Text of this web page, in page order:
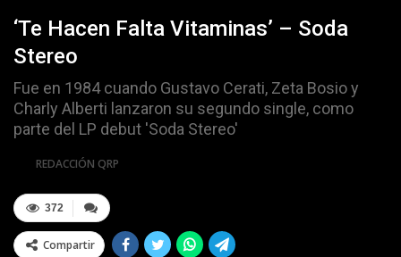
‘Te Hacen Falta Vitaminas’ – Soda
Stereo
Fue en 1984 cuando Gustavo Cerati, Zeta Bosio y
Charly Alberti lanzaron su segundo single, como
parte del LP debut 'Soda Stereo'
REDACCIÓN QRP
372
Compartir